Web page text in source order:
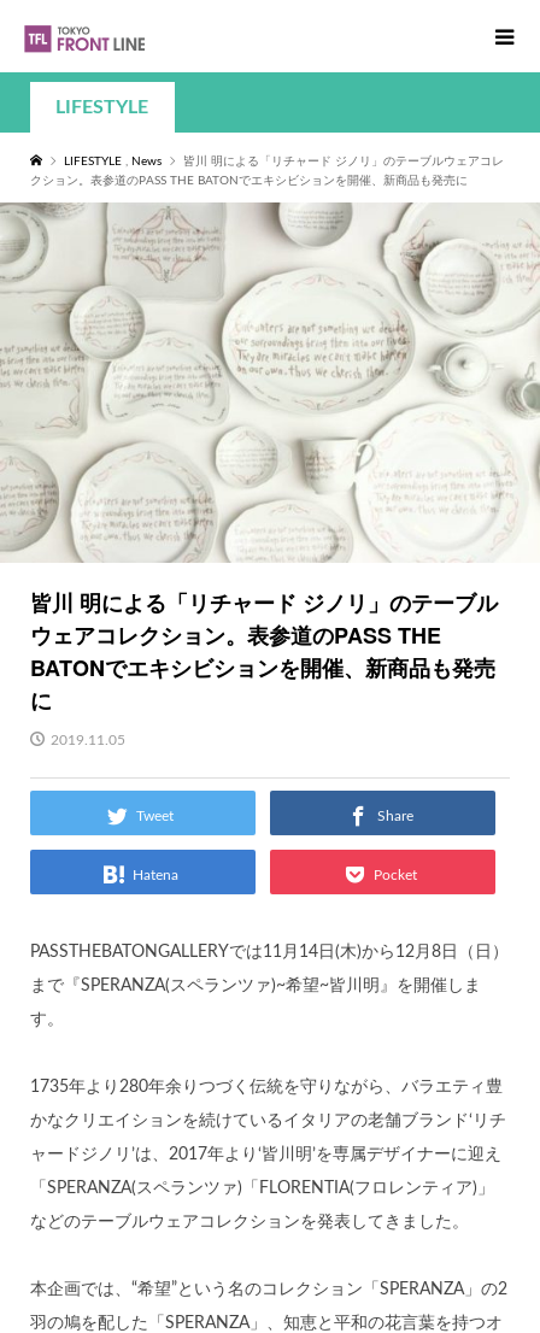
LIFESTYLE
LIFESTYLE , News
皆川 明による「リチャード ジノリ」のテーブルウェアコレ
クション。表参道のPASS THE BATONでエキシビションを開催、新商品も発売に
皆川 明による「リチャード ジノリ」のテーブル
ウェアコレクション。表参道のPASS THE
BATONでエキシビションを開催、新商品も発売
に
2019.11.05
Tweet Share
Hatena Pocket
PASSTHEBATONGALLERYでは11月14日(木)から12月8日（日）
まで『SPERANZA(スペランツァ)~希望~皆川明』を開催しま
す。
1735年より280年余りつづく伝統を守りながら、バラエティ豊
かなクリエイションを続けているイタリアの老舗ブランド‘リチ
ャードジノリ’は、2017年より‘皆川明’を専属デザイナーに迎え
「SPERANZA(スペランツァ)「FLORENTIA(フロレンティア)」
などのテーブルウェアコレクションを発表してきました。
本企画では、“希望”という名のコレクション「SPERANZA」の2
羽の鳩を配した「SPERANZA」、知恵と平和の花言葉を持つオ